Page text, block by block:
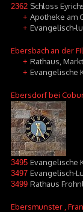
2362 Schloss
+ Apotheke am
+ Evangelisch-
Ebersbach an der
+ Rathaus,
+ Evangelische
Ebersdorf bei
3495 Evangelische
3497 Evangelisch-
3499 Rathaus
Ebersmunster ,